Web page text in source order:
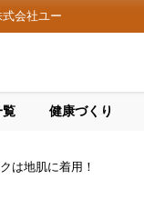
会社ユー
覧 健康づくり
は地肌に着用！